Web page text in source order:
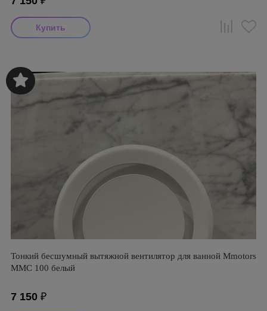
Тонкий бесшумный вытяжной вентилятор для ванной Mmotors
ММC 100 белый
7 150 ₽